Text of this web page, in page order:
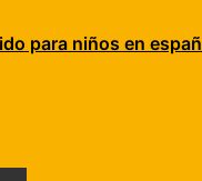
para niños en